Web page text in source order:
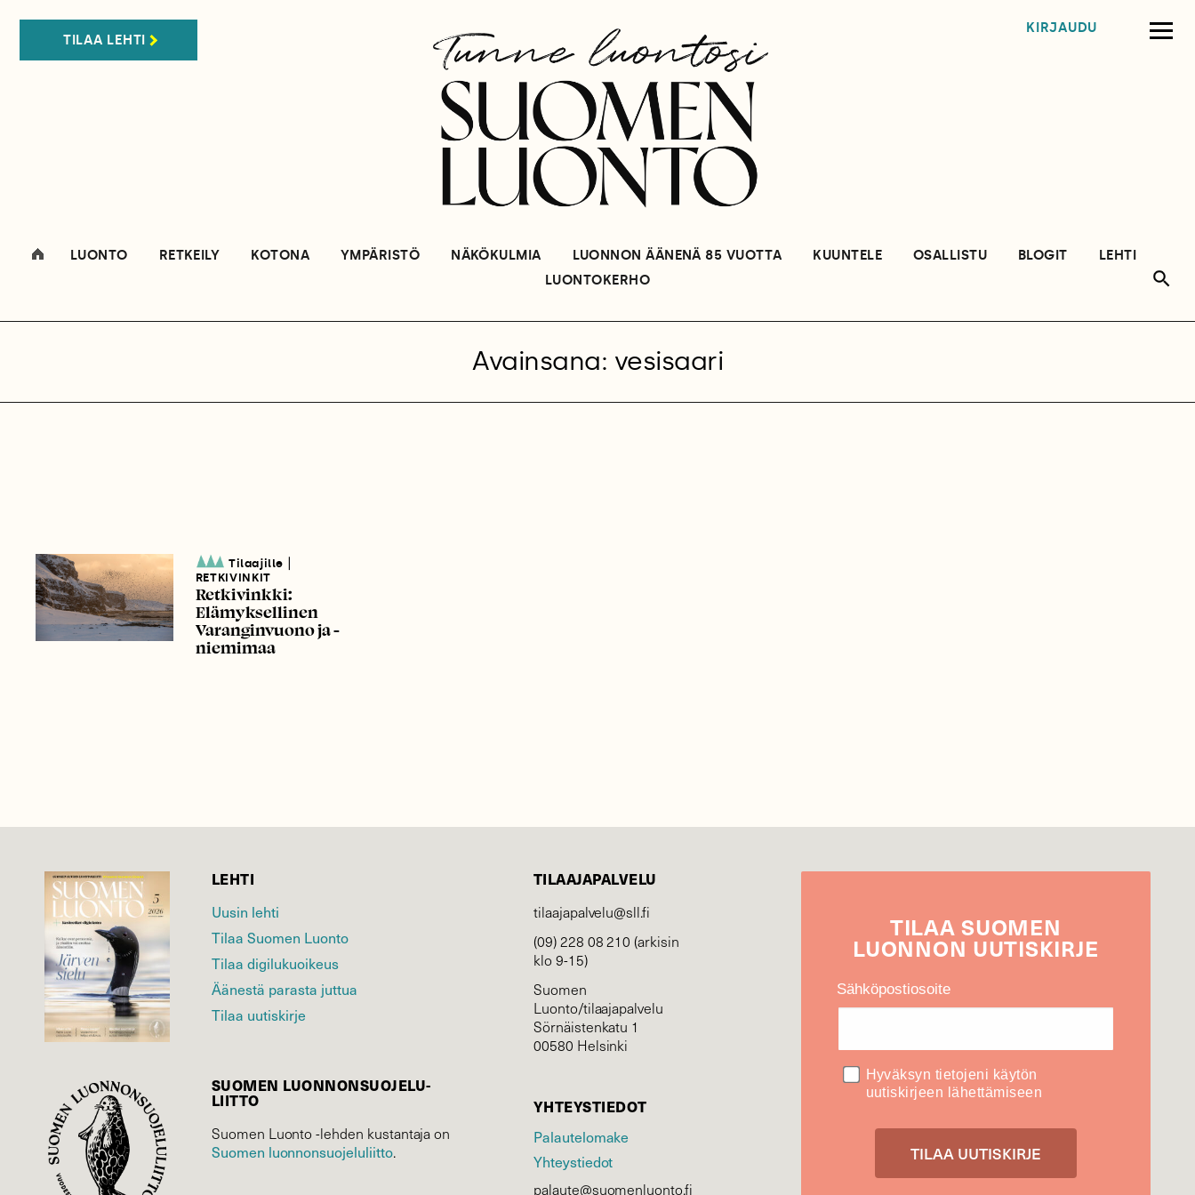
TILAA LEHTI
KIRJAUDU
LUONTO RETKEILY KOTONA YMPÄRISTÖ NÄKÖKULMIA LUONNON ÄÄNENÄ 85 VUOTTA KUUNTELE OSALLISTU BLOGIT
LEHTI
LUONTOKERHO
Avainsana: vesisaari
Tilaajille
RETKIVINKIT
Retkivinkki:
Elämyksellinen
Varanginvuono ja -
niemimaa
LEHTI
Uusin lehti
Tilaa Suomen Luonto
Tilaa digilukuoikeus
Äänestä parasta juttua
Tilaa uutiskirje
SUOMEN LUONNON­SUOJELU­
LIITTO
Suomen Luonto -lehden kustantaja on
Suomen luonnonsuojelu­liitto.
TILAAJAPALVELU
tilaajapalvelu@sll.fi
(09) 228 08 210 (arkisin
klo 9-15)
Suomen
Luonto/tilaajapalvelu
Sörnäistenkatu 1
00580 Helsinki
YHTEYSTIEDOT
Palautelomake
Yhteystiedot
palaute@suomenluonto.fi
TILAASUOMEN
LUONNON UUTIS­KIRJE
Sähköpostiosoite
Hyväksyn tietojeni käytön
uutiskirjeen lähettämiseen